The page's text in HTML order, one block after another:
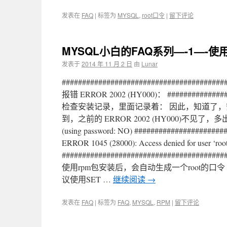
发表在 FAQ | 标签为 MYSQL , root口令 | 留下评论
MYSQL小白的FAQ系列—-1—-使
发表于2014 年 11 月 2 日 由 Lunar
报错 ERROR 2002 (HY000)：
检查安装记录，里面记录着： 因此，知道了
到，之前的 ERROR 2002 (HY000)不见了，多
(using password: NO)
ERROR 1045 (28000): Access denied for user
使用rpm包安装后，会自动生成一个root的口
议使用SET … 继续阅读 →
发表在 FAQ | 标签为 FAQ, MYSQL , RPM | 留下评论